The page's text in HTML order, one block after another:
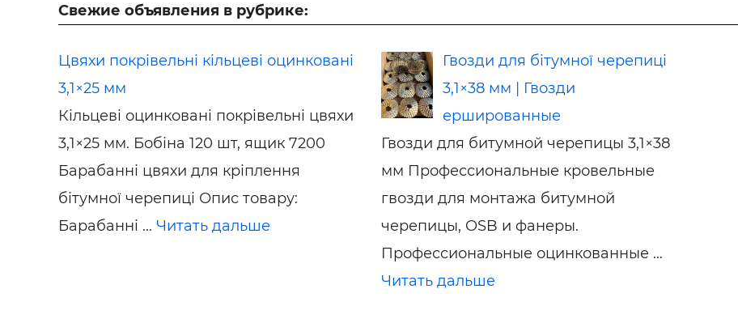
Свежие объявления в рубрике:
Цвяхи покрівельні кільцеві оцинковані
3,1×25 мм
Кільцеві оцинковані покрівельні цвяхи
3,1×25 мм. Бобіна 120 шт, ящик 7200
Барабанні цвяхи для кріплення
бітумної черепиці Опис товару:
Барабанні ... Читать дальше
Гвозди для бітумної черепиці
3,1×38 мм | Гвозди
ершированные
Гвозди для битумной черепицы 3,1×38
мм Профессиональные кровельные
гвозди для монтажа битумной
черепицы, OSB и фанеры.
Профессиональные оцинкованные ...
Читать дальше